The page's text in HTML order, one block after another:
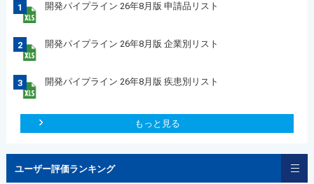
1 開発パイプライン 26年8月版 申請品リスト
2 開発パイプライン 26年8月版 企業別リスト
3 開発パイプライン 26年8月版 疾患別リスト
もっと見る
ユーザー評価ランキング